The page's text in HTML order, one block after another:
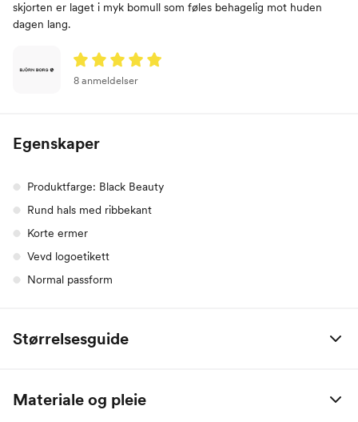
skjorten er laget i myk bomull som føles behagelig mot huden
dagen lang.
8 anmeldelser
Egenskaper
Produktfarge: Black Beauty
Rund hals med ribbekant
Korte ermer
Vevd logoetikett
Normal passform
Størrelsesguide
Bryst 95
Materiale og pleie